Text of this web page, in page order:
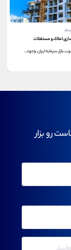
های زنجیره ای تجربه ی...
رو بزار